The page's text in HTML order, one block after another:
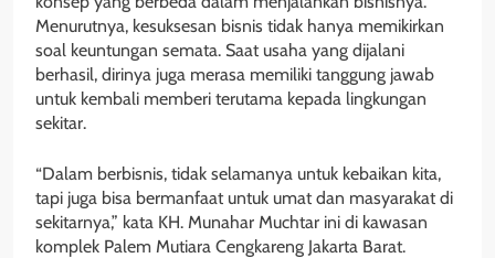
Menurutnya, kesuksesan bisnis tidak hanya memikirkan
soal keuntungan semata. Saat usaha yang dijalani
berhasil, dirinya juga merasa memiliki tanggung jawab
untuk kembali memberi terutama kepada lingkungan
sekitar.
“Dalam berbisnis, tidak selamanya untuk kebaikan kita,
tapi juga bisa bermanfaat untuk umat dan masyarakat di
sekitarnya,” kata KH. Munahar Muchtar ini di kawasan
komplek Palem Mutiara Cengkareng Jakarta Barat.